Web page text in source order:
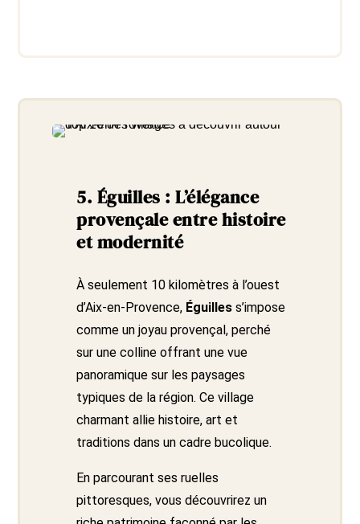
5. Éguilles : L’élégance
provençale entre histoire
et modernité
À seulement 10 kilomètres à l’ouest
d’Aix-en-Provence, Éguilles s’impose
comme un joyau provençal, perché
sur une colline offrant une vue
panoramique sur les paysages
typiques de la région. Ce village
charmant allie histoire, art et
traditions dans un cadre bucolique.
En parcourant ses ruelles
pittoresques, vous découvrirez un